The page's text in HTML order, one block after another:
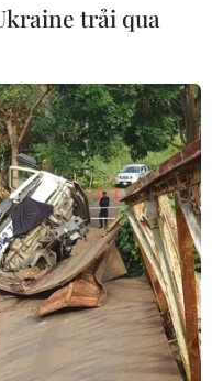
bảo
mới
trải qua